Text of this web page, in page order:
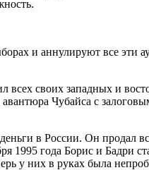
и аннулируют все эти
своих западных и
Чубайса с
в России. Он продал
1995 года Борис и Бадри
у них в руках была